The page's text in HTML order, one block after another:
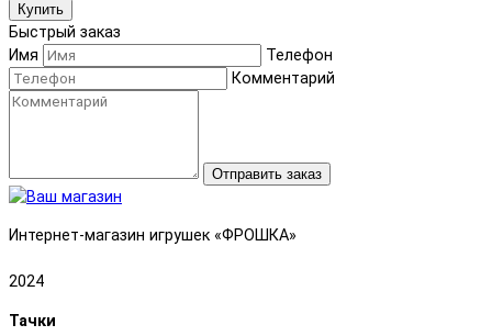
Купить
Быстрый заказ
Имя
Телефон
Комментарий
Отправить заказ
Интернет-магазин игрушек «ФРОШКА»
2024
Тачки